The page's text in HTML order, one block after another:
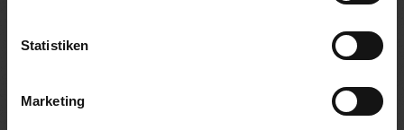
Statistiken
Marketing